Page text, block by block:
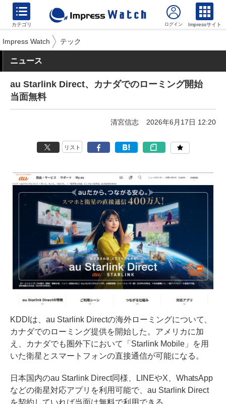
カテゴリ Impressサイト
Impress Watch テック
ニュース
au Starlink Direct、カナダでのローミング開始
当面無料
清宮信志 2026年6月17日 12:20
リスト
KDDIは、au Starlink Directの海外ローミングについて、
カナダでのローミング提供を開始した。アメリカに加
え、カナダでも圏外下において「Starlink Mobile」を用
いた衛星とスマートフォンの直接通信が可能になる。
日本国内のau Starlink Direct同様、LINEやX、WhatsApp
などの衛星対応アプリを利用可能で、au Starlink Direct